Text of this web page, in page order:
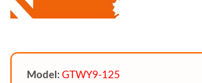
Model: GTWY9-125